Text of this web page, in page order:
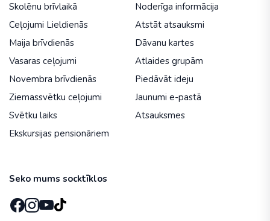
Skolēnu brīvlaikā
Ceļojumi Lieldienās
Maija brīvdienās
Vasaras ceļojumi
Novembra brīvdienās
Ziemassvētku ceļojumi
Svētku laiks
Ekskursijas pensionāriem
Noderīga informācija
Atstāt atsauksmi
Dāvanu kartes
Atlaides grupām
Piedāvāt ideju
Jaunumi e-pastā
Atsauksmes
Seko mums socktīklos